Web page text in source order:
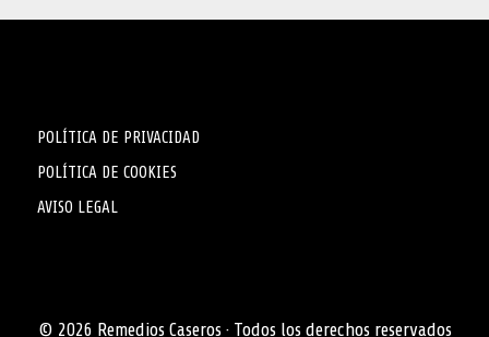
POLÍTICA DE PRIVACIDAD
POLÍTICA DE COOKIES
AVISO LEGAL
© 2026 Remedios Caseros · Todos los derechos reservados